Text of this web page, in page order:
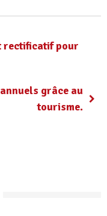
rectificatif pour
grâce au
tourisme.